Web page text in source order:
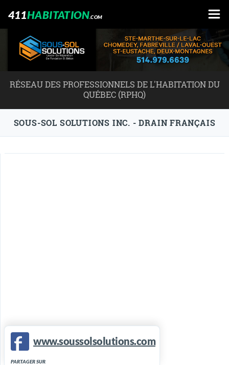
411HABITATION.COM
RÉSEAU DES PROFESSIONNELS DE L'HABITATION DU
QUÉBEC (RPHQ)
SOUS-SOL SOLUTIONS INC. - DRAIN FRANÇAIS
www.soussolsolutions.com
PARTAGER SUR